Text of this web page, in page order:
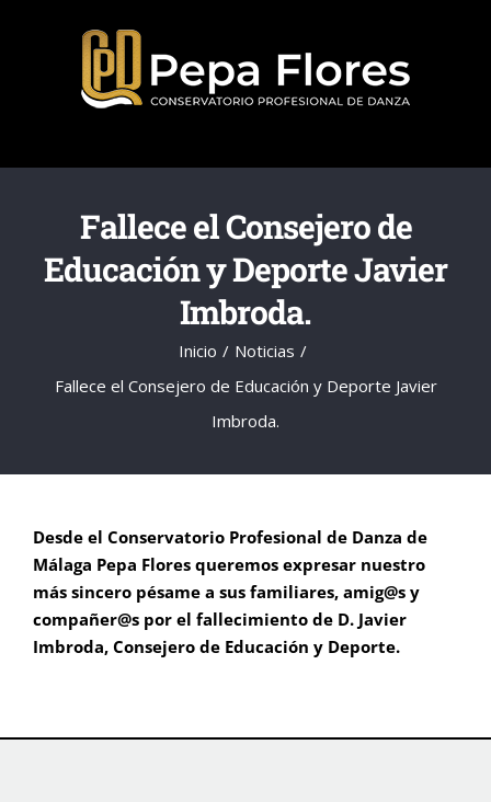
Fallece el Consejero de
Educación y Deporte Javier
Imbroda.
Inicio
Noticias
Fallece el Consejero de Educación y Deporte Javier
Imbroda.
Desde el Conservatorio Profesional de Danza de
Málaga Pepa Flores queremos expresar nuestro
más sincero pésame a sus familiares, amig@s y
compañer@s por el fallecimiento de D. Javier
Imbroda, Consejero de Educación y Deporte.